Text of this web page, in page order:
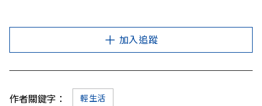
加入追蹤
作者關鍵字： 輕生活